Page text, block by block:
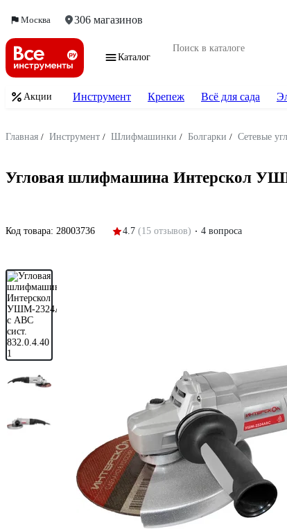
Москва 306 магазинов
Каталог
Акции Инструмент Крепеж Всё для сада
Главная / Инструмент / Шлифмашинки / Болгарки / Сетевые
Угловая шлифмашина Интерскол
Код товара: 28003736 4.7 (15 отзывов) 4 вопроса